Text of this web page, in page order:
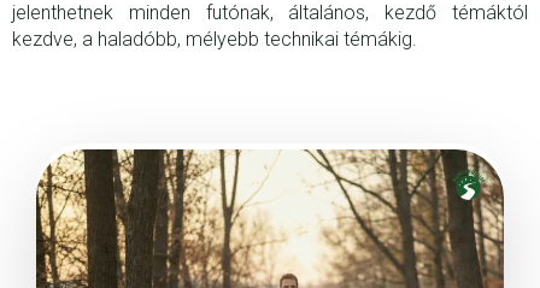
jelenthetnek minden futónak, általános, kezdő témáktól
kezdve, a haladóbb, mélyebb technikai témákig.